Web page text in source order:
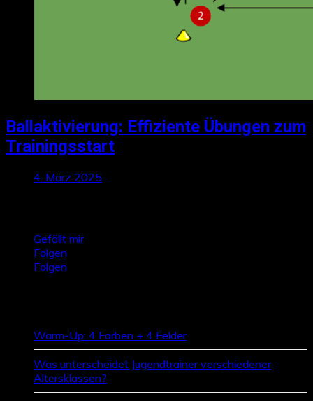
Ballaktivierung: Effiziente Übungen zum
Trainingsstart
4. März 2025
Gefällt mir
Folgen
Folgen
Warm-Up: 4 Farben + 4 Felder
Was unterscheidet Jugendtrainer verschiedener
Altersklassen?